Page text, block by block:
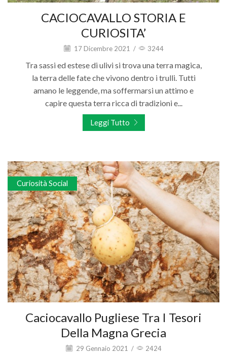
CACIOCAVALLO STORIA E
CURIOSITA’
17 Dicembre 2021 / 3244
Tra sassi ed estese di ulivi si trova una terra magica,
la terra delle fate che vivono dentro i trulli. Tutti
amano le leggende, ma soffermarsi un attimo e
capire questa terra ricca di tradizioni e...
Leggi Tutto
Curiosità Social
Caciocavallo Pugliese Tra I Tesori
Della Magna Grecia
29 Gennaio 2021 / 2424